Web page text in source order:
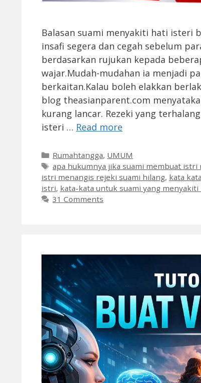
Balasan suami menyakiti hati isteri
insafi segera dan cegah sebelum
berdasarkan rujukan kepada
wajar.Mudah-mudahan ia menjadi
berkaitan.Kalau boleh elakkan
blog theasianparent.com
kurang lancar. Rezeki yang
isteri … Read more
Categories
Rumahtangga, UMUM
Tags
apa hukumnya jika suami membuat istri
istri menangis rejeki suami hilang, kata
istri, kata-kata untuk suami yang
31 Comments